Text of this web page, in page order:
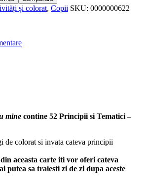
și colorat, Copii SKU: 0000000622
mine contine 52 Principii si Tematici –
de colorat si invata cateva principii
aceasta carte iti vor oferi cateva
putea sa traiesti zi de zi dupa aceste